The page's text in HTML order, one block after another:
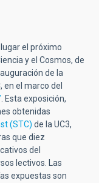
el próximo
y el Cosmos, de
de la
en el marco del
. Esta exposición,
obtenidas
(STC) de la UC3,
que diez
del
lectivos. Las
expuestas son